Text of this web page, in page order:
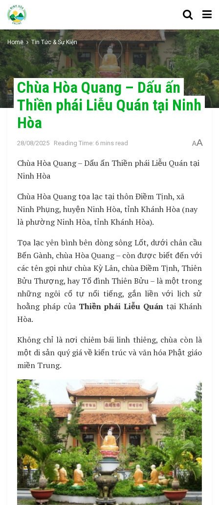
Home Tin Tức & Sự Kiện
Chùa Hòa Quang – Dấu ấn
Thiền phái Liễu Quán tại Ninh
Hòa
28/08/2025 Reading Time: 6 mins read AA
Chùa Hòa Quang – Dấu ấn Thiền phái Liễu Quán tại
Ninh Hòa
Chùa Hòa Quang tọa lạc tại thôn Điềm Tịnh, xã
Ninh Phụng, huyện Ninh Hòa, tỉnh Khánh Hòa (nay
là phường Ninh Hòa, tỉnh Khánh Hòa).
Tọa lạc yên bình bên dòng sông Lốt, dưới chân cầu
Bến Gành, chùa Hòa Quang – còn được biết đến với
các tên gọi như chùa Kỳ Lân, chùa Điềm Tịnh, Thiên
Bửu Thượng, hay Tổ đình Thiên Bửu – là một trong
những ngôi cổ tự nổi tiếng, gắn liền với lịch sử
hoằng pháp của Thiền phái Liễu Quán tại Khánh
Hòa.
Không chỉ là nơi chiêm bái linh thiêng, chùa còn là
một di sản quý giá về kiến trúc và văn hóa Phật giáo
miền Trung.